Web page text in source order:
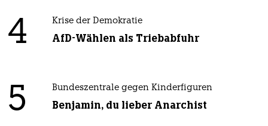
4 Krise der Demokratie
AfD-Wählen als Triebabfuhr
5 Bundeszentrale gegen Kinderfiguren
Benjamin, du lieber Anarchist